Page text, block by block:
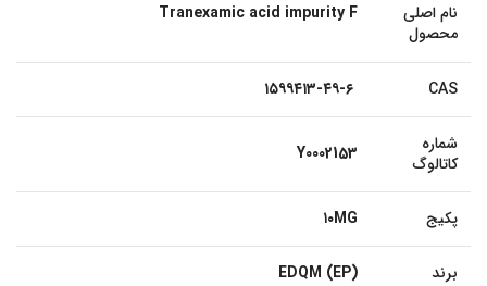
نام اصلی
محصول
Tranexamic acid impurity F
CAS
شماره
کاتالوگ
Y0002153
پکیج ۱۰MG
برند EDQM (EP)